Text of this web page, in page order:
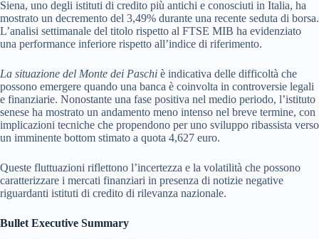
Siena, uno degli istituti di credito più antichi e conosciuti in Italia, ha
mostrato un decremento del 3,49% durante una recente seduta di borsa.
L’analisi settimanale del titolo rispetto al FTSE MIB ha evidenziato
una performance inferiore rispetto all’indice di riferimento.
La situazione del Monte dei Paschi è indicativa delle difficoltà che
possono emergere quando una banca è coinvolta in controversie legali
e finanziarie. Nonostante una fase positiva nel medio periodo, l’istituto
senese ha mostrato un andamento meno intenso nel breve termine, con
implicazioni tecniche che propendono per uno sviluppo ribassista verso
un imminente bottom stimato a quota 4,627 euro.
Queste fluttuazioni riflettono l’incertezza e la volatilità che possono
caratterizzare i mercati finanziari in presenza di notizie negative
riguardanti istituti di credito di rilevanza nazionale.
Bullet Executive Summary